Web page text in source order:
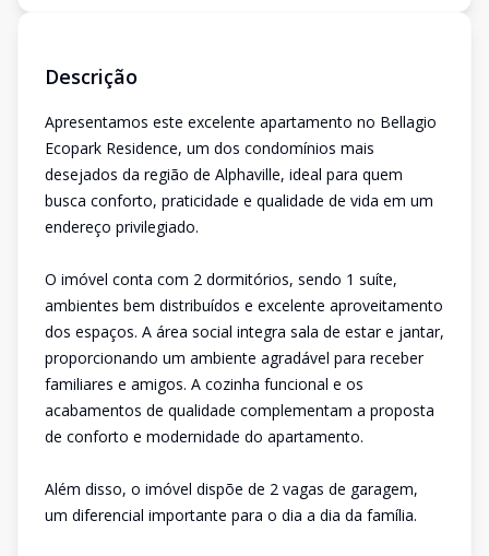
Descrição
Apresentamos este excelente apartamento no Bellagio
Ecopark Residence, um dos condomínios mais
desejados da região de Alphaville, ideal para quem
busca conforto, praticidade e qualidade de vida em um
endereço privilegiado.
O imóvel conta com 2 dormitórios, sendo 1 suíte,
ambientes bem distribuídos e excelente aproveitamento
dos espaços. A área social integra sala de estar e jantar,
proporcionando um ambiente agradável para receber
familiares e amigos. A cozinha funcional e os
acabamentos de qualidade complementam a proposta
de conforto e modernidade do apartamento.
Além disso, o imóvel dispõe de 2 vagas de garagem,
um diferencial importante para o dia a dia da família.